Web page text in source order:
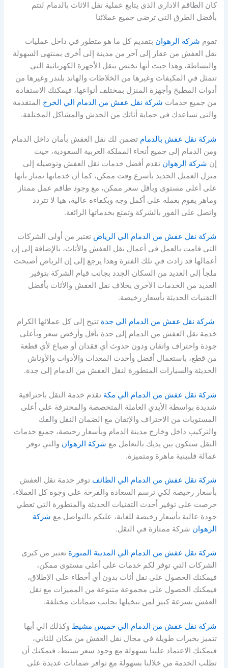
كان الطاقم الادارى الذى يتابع عملية نقل الاثاث بالدمام لتتم
بأفضل الطرق التى ترضى جميع عملائنا
تقوم شركة الرهوان بتقديم كل ما هو متطور في داخل عمليات
نقل العفش من عقار إلى آخر من مدينة إلى أخرى بمنتهى السهولة
والبساطة، وهذا حيث أنها تختص بنقل الأجهزة الكهربائية التي
تتمثل في المكيفات وغيرها من الخلاطات والهاند بلندر وغيرها من
أدوات المطبخ وأجهزة المنزل بمختلف أنواعها، فيمكنك الاستفادة
من جميع خدمات شركة نقل عفش من الدمام الي الخرج المتقدمة
والتي تساعدك في حماية أثاثك من الخدش والمشاكل المختلفة.
شركة نقل عفش بالدمام تضمن لك نقل العفش بأمان داخل الدمام
ومن الدمام إلى جميع أنحاء المملكة العربية السعودية، حيث
إن شركة الرهوان تقدم أفضل خدمات نقل العفش وتوصيله إلى
منزل العميل الجديد بأسرع وقت ممكن، كما أن خدماتها تمتاز بأنها
على أعلى مستوى وبأقل سعر ممكن، مع وجود طاقم عمل ممتاز
وماهر يقوم بعمله على أكمل وجه وبكفاءة عالية، هيا لا تتردد
واتصل على الفور بالشركة وتمتع بخدماتها الرائعة.
شركة نقل عفش من الدمام الي الرياض تعتبر من أولى الشركات
التي قامت بالعمل في أعمال نقل العفش والأثاث، بالإضافة إلى إن
أعمالها قد زادت في تلك الفترة وهذا يرجع إلى إن الرياض أصبحت
ملجأ إلى العديد من السكان الجدد بجانب قيام الشركة بتوفير
العديد من الخدمات الأخرى بخلاف نقل العفش والأثاث بأفضل
التقنيات الحديثة بأسعار رخيصة.
شركة نقل عفش من الدمام الي جدة تتيح إلى كل عملائها الكرام
خدمة نقل العفش من الدمام إلى جدة بأقل وأرخص سعر وبأعلى
جودة واحتراف واتقان ودون حدوث أي فقدان أو ضياع لأي قطعة
من قطع، باستعمال أفضل وأحدث المعدات والأدوات والأوناش
الحديثة والسيارات المتطورة لنقل العفش من الدمام إلى جدة.
شركة نقل عفش من الدمام الي مكة تقدم خدمة النقل باحترافية
شديدة بواسطة الأيدي العاملة المتخصصة والمحترفة على أعلى
المستويات من الاحتراف والإتقان مع الضمان النقل والفك
والتركيب داخل وخارج مدينة الدمام وبأسعار رخيصة، جميع خدمات
النقل ستكون بين يديك بالتعامل مع شركة الرهوان والتي توفر
عمالة فلبينية ماهرة ومتميزة.
شركة نقل عفش من الدمام الي الطائف توفر خدمة نقل العفش
بأسعار رخيصة لكي ترسم السعادة والفرحة على وجوه كل العملاء،
حرصت على توفير أحدث التقنيات الحديثة والمتطورة التي تعطي
جودة عالية بأسعار رخيصة للغاية، عليكم بالتواصل مع شركة
الرهوان شركة ممتازة في النقل.
شركة نقل عفش من الدمام الي المدينة المنورة تعتبر من كبرى
الشركات التي توفر لكم خدمات على أعلى مستوى ممكن،
فيمكنك الحصول على نقل أثاث بدون أي أخطاء على الإطلاق،
فيمكنك الحصول على مجموعة متنوعة من المميزات مع نقل
العفش بسرعة كبير لمن تتخيلها بجانب ضمانات مختلفة.
شركة نقل عفش من الدمام الي خميس مشيط وكذلك الي أبها
تتميز بخبرات طويلة في مجال نقل العفش من مكان للثاني،
فيمكنك الاعتماد علينا بسهولة مع وجود سعر بسيط، فيمكنك أن
تطلب الخدمة من خلالنا بسهولة مع توافر ضمانات عديدة على